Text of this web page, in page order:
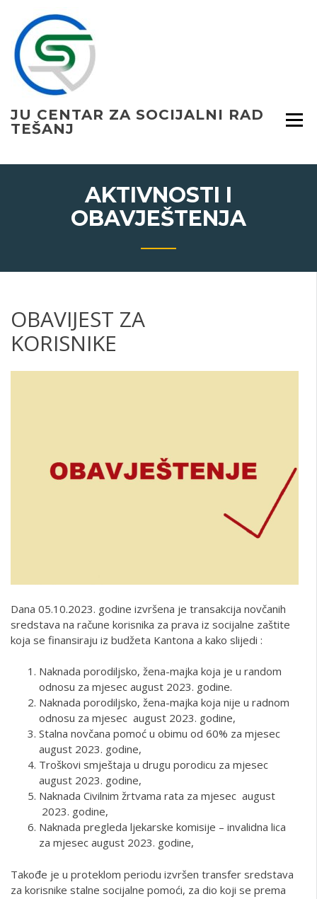
content
JU CENTAR ZA SOCIJALNI RAD
TEŠANJ
AKTIVNOSTI I
OBAVJEŠTENJA
OBAVIJEST ZA
Dana 05.10.2023. godine izvršena je transakcija novčanih
sredstava na račune korisnika za prava iz socijalne zaštite
koja se finansiraju iz budžeta Kantona a kako slijedi :
Naknada porodiljsko, žena-majka koja je u random
odnosu za mjesec august 2023. godine.
Naknada porodiljsko, žena-majka koja nije u radnom
odnosu za mjesec august 2023. godine,
Stalna novčana pomoć u obimu od 60% za mjesec
august 2023. godine,
Troškovi smještaja u drugu porodicu za mjesec
august 2023. godine,
Naknada Civilnim žrtvama rata za mjesec august
2023. godine,
Naknada pregleda ljekarske komisije – invalidna lica
za mjesec august 2023. godine,
Takođe je u proteklom periodu izvršen transfer sredstava
za korisnike stalne socijalne pomoći, za dio koji se prema